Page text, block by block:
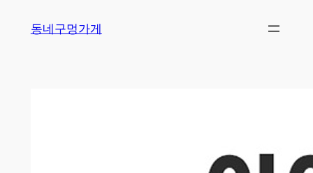
동네구멍가게